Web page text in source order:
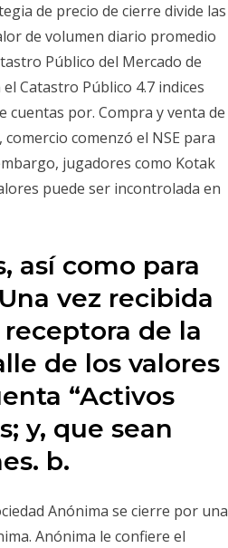
de precio de cierre divide las
de volumen diario promedio
Público del Mercado de
Catastro Público 4.7 indices
por. Compra y venta de
comenzó el NSE para
jugadores como Kotak
puede ser incontrolada en
así como para
vez recibida
de la
de los valores
“Activos
y, que sean
b.
Anónima se cierre por una
Anónima le confiere el